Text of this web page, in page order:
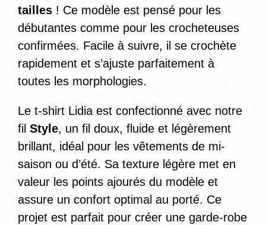
tailles ! Ce modèle est pensé pour les
débutantes comme pour les crocheteuses
confirmées. Facile à suivre, il se crochète
rapidement et s’ajuste parfaitement à
toutes les morphologies.
Le t-shirt Lidia est confectionné avec notre
fil Style, un fil doux, fluide et légèrement
brillant, idéal pour les vêtements de mi-
saison ou d’été. Sa texture légère met en
valeur les points ajourés du modèle et
assure un confort optimal au porté. Ce
projet est parfait pour créer une garde-robe